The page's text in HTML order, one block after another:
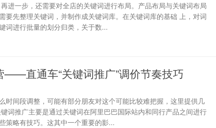
进一步，还需要对全店的关键词进行布局。产品布局与关键词布局
要先整理关键词，并制作成关键词库。在关键词库的基础 上，对词
词进行批量的划分归类，关于数...
——直通车“关键词推广”调价节奏技巧
时间段调整，可能有部分朋友对这个可能比较难把握，这里提供几
词推广主要是通过关键词在阿里巴巴国际站内和同行产品之间进行
策略有技巧。这其中一个重要的影...